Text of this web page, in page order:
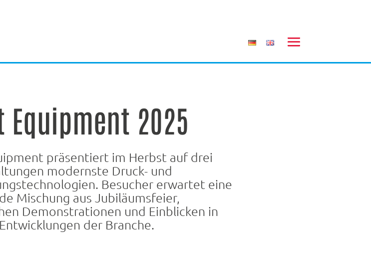
Equipment 2025
präsentiert im Herbst auf drei
modernste Druck- und
Besucher erwartet eine
Mischung aus Jubiläumsfeier,
Demonstrationen und Einblicken in
der Branche.